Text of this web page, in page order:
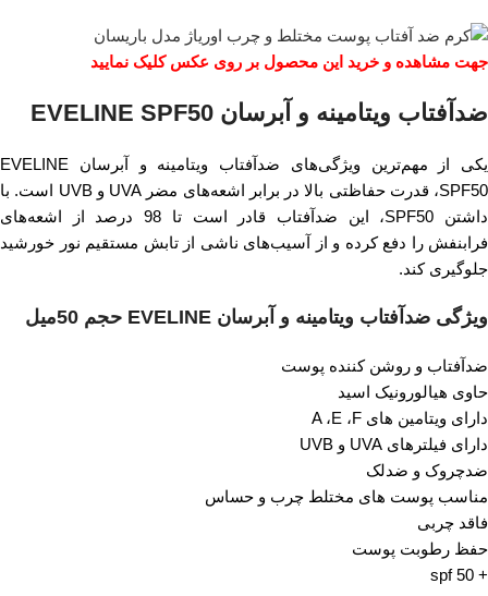
جهت مشاهده و خرید این محصول بر روی عکس کلیک نمایید
ضدآفتاب ویتامینه و آبرسان EVELINE SPF50
یکی از مهم‌ترین ویژگی‌های ضدآفتاب ویتامینه و آبرسان EVELINE
SPF50، قدرت حفاظتی بالا در برابر اشعه‌های مضر UVA و UVB است. با
داشتن SPF50، این ضدآفتاب قادر است تا 98 درصد از اشعه‌های
فرابنفش را دفع کرده و از آسیب‌های ناشی از تابش مستقیم نور خورشید
جلوگیری کند.
ویژگی ضدآفتاب ویتامینه و آبرسان EVELINE حجم 50میل
ضدآفتاب و روشن کننده پوست
حاوی هیالورونیک اسید
دارای ویتامین های A ،E ،F
دارای فیلترهای UVA و UVB
ضدچروک و ضدلک
مناسب پوست های مختلط چرب و حساس
فاقد چربی
حفظ رطوبت پوست
+ spf 50